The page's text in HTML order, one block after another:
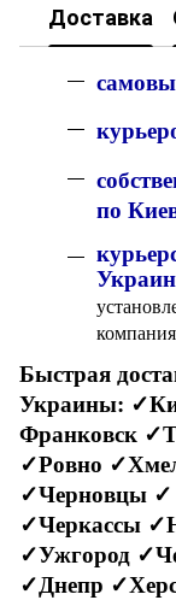
Доставка
с
к
по
Быстрая
Украины:
Франковск
✓Ровно
✓Черновцы ✓
✓Черкассы
✓Ужгород
✓Днепр